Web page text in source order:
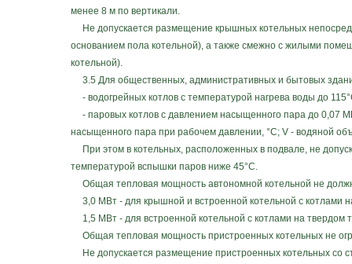
менее 8 м по вертикали.
Не допускается размещение крышных котельных
основанием пола котельной), а также смежно с жилыми
котельной).
3.5 Для общественных, административных и бытовых
- водогрейных котлов с температурой нагрева воды до
- паровых котлов с давлением насыщенного пара до 0,07
насыщенного пара при рабочем давлении, °С; V - водяной
При этом в котельных, расположенных в подвале, не
температурой вспышки паров ниже 45°С.
Общая тепловая мощность автономной котельной не
3,0 МВт - для крышной и встроенной котельной с котлами
1,5 МВт - для встроенной котельной с котлами на твердом
Общая тепловая мощность пристроенных котельных не
Не допускается размещение пристроенных котельных со